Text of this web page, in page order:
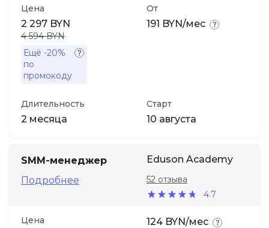
Цена
2 297 BYN
4 594 BYN
Ещё -20%
по
промокоду
От
191 BYN/мес
Длительность
2 месяца
Старт
10 августа
SMM-менеджер
Подробнее
Eduson Academy
4.7
52 отзыва
Цена 124 BYN/мес
Детям
Акции и промокоды